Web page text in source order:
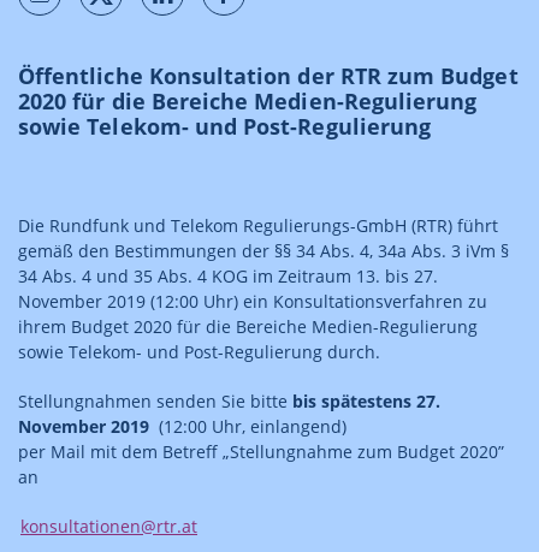
Öffentliche Konsultation der RTR zum Budget
2020 für die Bereiche Medien-Regulierung
sowie Telekom- und Post-Regulierung
Die Rundfunk und Telekom Regulierungs-GmbH (RTR) führt
gemäß den Bestimmungen der §§ 34 Abs. 4, 34a Abs. 3 iVm §
34 Abs. 4 und 35 Abs. 4 KOG im Zeitraum 13. bis 27.
November 2019 (12:00 Uhr) ein Konsultationsverfahren zu
ihrem Budget 2020 für die Bereiche Medien-Regulierung
sowie Telekom- und Post-Regulierung durch.
Stellungnahmen senden Sie bitte bis spätestens 27.
November 2019 (12:00 Uhr, einlangend)
per Mail mit dem Betreff „Stellungnahme zum Budget 2020”
an
konsultationen@rtr.at